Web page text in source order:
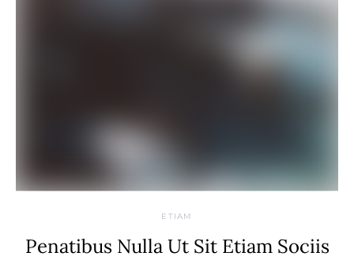
ETIAM
Penatibus Nulla Ut Sit Etiam Sociis